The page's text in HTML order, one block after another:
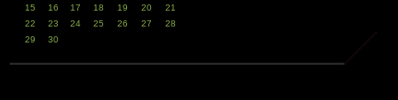
15
16 17 18 19 20
21
22
23 24 25 26 27
28
29
30